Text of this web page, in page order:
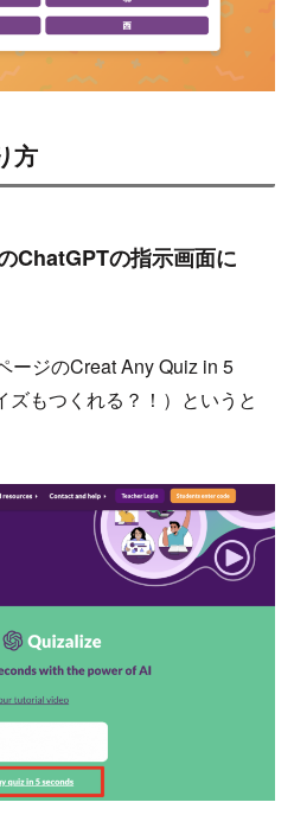
方
ChatGPTの指示画面に
ージのCreat Any Quiz in 5
もつくれる？！）というと